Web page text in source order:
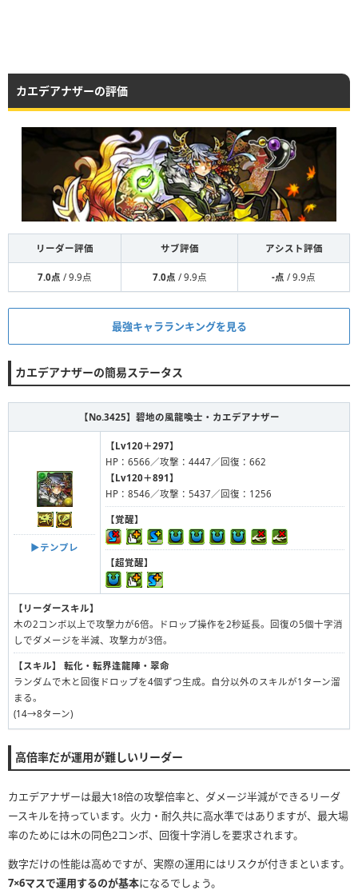
カエデアナザーの評価
リーダー評価 サブ評価 アシスト評価
7.0点 / 9.9点 7.0点 / 9.9点 -点 / 9.9点
最強キャラランキングを見る
カエデアナザーの簡易ステータス
【No.3425】 碧地の風龍喚士・カエデアナザー
▶︎テンプレ
【Lv120＋297】
HP：6566／攻撃：4447／回復：662
【Lv120＋891】
HP：8546／攻撃：5437／回復：1256
【覚醒】
【超覚醒】
【リーダースキル】
木の2コンボ以上で攻撃力が6倍。ドロップ操作を2秒延長。回復の5個十字消
しでダメージを半減、攻撃力が3倍。
【スキル】
転化・転界逢龍陣・翠命
ランダムで木と回復ドロップを4個ずつ生成。自分以外のスキルが1ターン溜
まる。
(14→8ターン)
高倍率だが運用が難しいリーダー
カエデアナザーは最大18倍の攻撃倍率と、ダメージ半減ができるリーダ
ースキルを持っています。火力・耐久共に高水準ではありますが、最大場
率のためには木の同色2コンボ、回復十字消しを要求されます。
数字だけの性能は高めですが、実際の運用にはリスクが付きまといます。
7×6マスで運用するのが基本になるでしょう。